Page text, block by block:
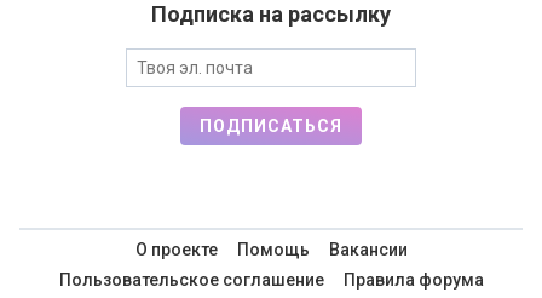
Подписка на рассылку
ПОДПИСАТЬСЯ
О проекте Помощь
Вакансии
Пользовательское соглашение
Правила форума